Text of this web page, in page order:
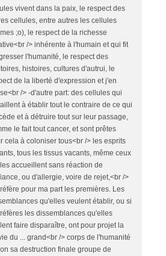
vivent dans la paix, le respect des
cellules, entre autres les cellules
;o), le respect de la richesse
/> inhérente à l'humain et qui fit
l'humanité, le respect des
histoires, cultures d'autrui, le
de la liberté d'expression et j'en
/> -d'autre part: des cellules qui
à établir tout le contraire de ce qui
et à détruire tout sur leur passage,
le fait tout cancer, et sont prêtes
cela à coloniser tous<br /> les esprits
tous les tissus vacants, même ceux
accueillent sans réaction de
ou d'allergie, voire de rejet,<br />
pour ma part les premières. Les
qu'elles veulent établir, ou si
les dissemblances qu'elles
faire disparaître, ont pour projet la
du ... grand<br /> corps de l'humanité
sa destruction finale groupe de